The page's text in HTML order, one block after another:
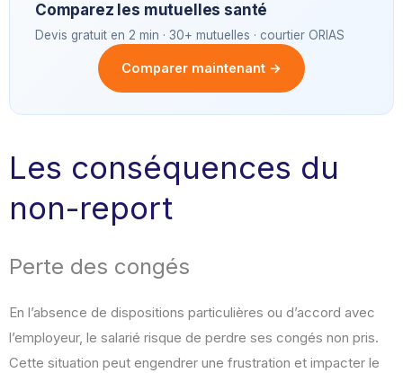
Comparez les mutuelles santé
Devis gratuit en 2 min · 30+ mutuelles · courtier ORIAS
Comparer maintenant →
Les conséquences du
non-report
Perte des congés
En l’absence de dispositions particulières ou d’accord avec
l’employeur, le salarié risque de perdre ses congés non pris.
Cette situation peut engendrer une frustration et impacter le